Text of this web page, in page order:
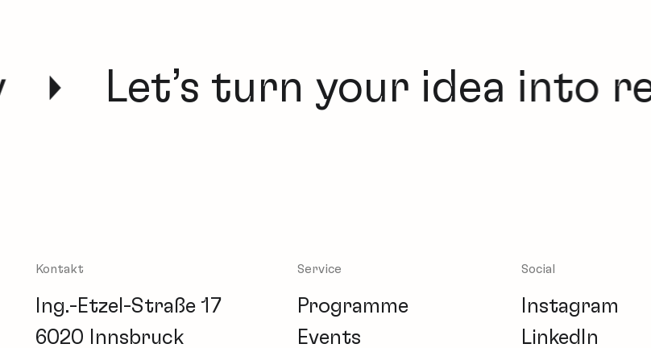
Let’s turn your idea into
Kontakt
Ing.-Etzel-Straße 17
6020 Innsbruck
Service
Programme
Events
Social
Instagram
LinkedIn